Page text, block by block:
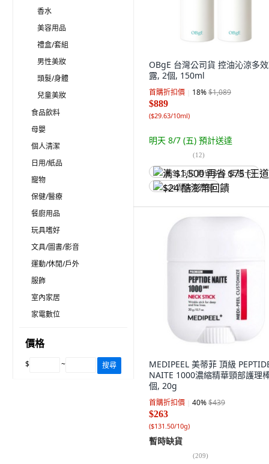
香水
美容用品
禮盒/套組
男性美妝
頭髮/身體
兒童美妝
食品飲料
母嬰
個人清潔
日用/紙品
寵物
保健/醫療
餐廚用品
玩具嗜好
文具/圖書/影音
運動/休閒/戶外
服飾
室內家居
家電數位
價格
$ ~ 搜尋
OBgE 台灣公司貨 控油沁涼多
露, 2個, 150ml
首購折扣價 18%$1,089
$889
($29.63/10ml)
明天 8/7 (五) 預計送達
(12)
满 $1,500 再省 $75 (王道卡)
$24 酷澎幣回饋
MEDIPEEL 美蒂菲 頂級
NAITE 1000濃縮精華頸部護理
個, 20g
首購折扣價 40%$439
$263
($131.50/10g)
暫時缺貨
(209)